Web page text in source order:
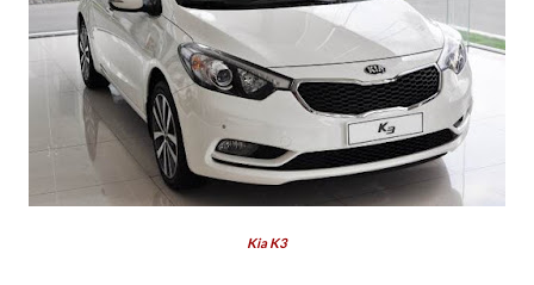
Kia K3